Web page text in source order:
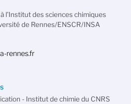
l’Institut des sciences chimiques
de Rennes/ENSCR/INSA
rennes.fr
- Institut de chimie du CNRS